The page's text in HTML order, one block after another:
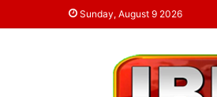
Sunday, August 9 2026